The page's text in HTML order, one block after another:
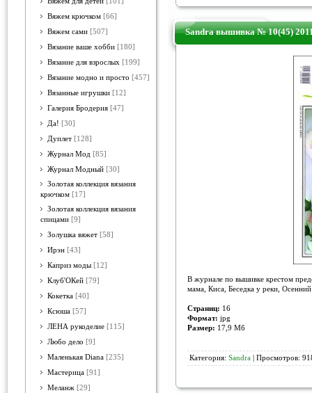
Вяжем крючком [66]
Вяжем сами [507]
Вязание ваше хобби [180]
Вязание для взрослых [199]
Вязание модно и просто [457]
Вязанные игрушки [12]
Галерия Бродерия [47]
Да! [30]
Дуплет [128]
Журнал Мод [85]
Журнал Модный [30]
Золотая коллекция вязания
крючком [17]
Золотая коллекция вязания
спицами [9]
Золушка вяжет [58]
Ирэн [43]
Каприз моды [12]
Клуб'ОКей [79]
Кокетка [40]
Ксюша [57]
ЛЕНА рукоделие [115]
Любо дело [9]
Маленькая Diana [235]
Мастерица [91]
Меланж [29]
Sandra вышивка № 10(45)
В журнале по вышивке крестом
мама, Киса, Беседка у реки,
Страниц: 16
Формат: jpg
Размер: 17,9 Мб
Категория: Sandra | Просмотров: